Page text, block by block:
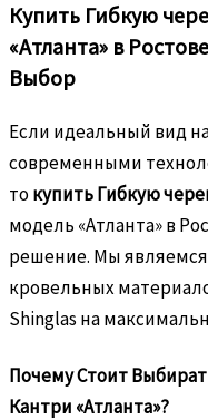
Купить Гибкую
«Атланта» в
Выбор
Если идеальный вид
современными
токупить Гибкую
модель «Атланта» в
решение. Мы
кровельных
Shinglas на
Почему Стоит
Кантри «Атланта»?